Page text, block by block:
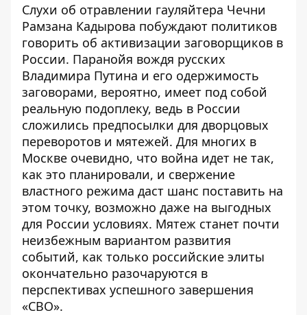
Слухи об отравлении гауляйтера Чечни
Рамзана Кадырова побуждают политиков
говорить об активизации заговорщиков в
России. Паранойя вождя русских
Владимира Путина и его одержимость
заговорами, вероятно, имеет под собой
реальную подоплеку, ведь в России
сложились предпосылки для дворцовых
переворотов и мятежей. Для многих в
Москве очевидно, что война идет не так,
как это планировали, и свержение
властного режима даст шанс поставить на
этом точку, возможно даже на выгодных
для России условиях. Мятеж станет почти
неизбежным вариантом развития
событий, как только российские элиты
окончательно разочаруются в
перспективах успешного завершения
«СВО».